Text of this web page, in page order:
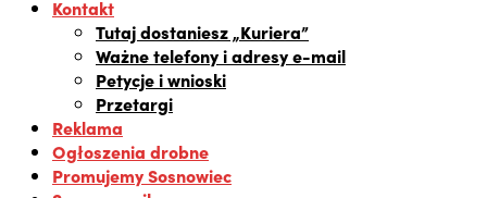
Kontakt
Tutaj dostaniesz „Kuriera”
Ważne telefony i adresy e-mail
Petycje i wnioski
Przetargi
Reklama
Ogłoszenia drobne
Promujemy Sosnowiec